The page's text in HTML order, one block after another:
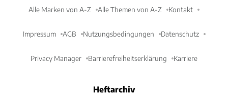
Alle Marken von A-Z Alle Themen von A-Z Kontakt
Impressum AGB Nutzungsbedingungen Datenschutz
Privacy Manager Barrierefreiheitserklärung Karriere
Heftarchiv